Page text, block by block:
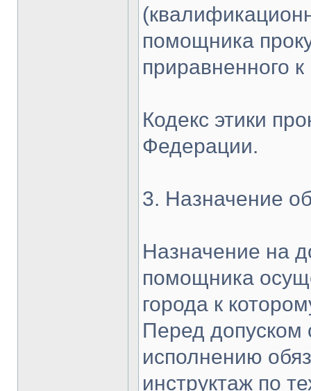
помощника
приравненного
Кодекс этики
Федерации.
3. Назначение
Назначение на
помощника
города к
Перед допуском
исполнению
инструктаж по